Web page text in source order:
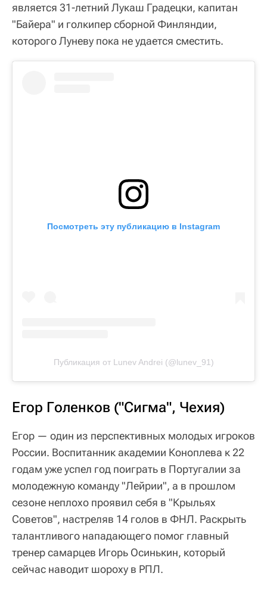
является 31-летний Лукаш Градецки, капитан
"Байера" и голкипер сборной Финляндии,
которого Луневу пока не удается сместить.
Посмотреть эту публикацию в Instagram
Публикация от Lunev Andrei (@lunev_91)
Егор Голенков ("Сигма", Чехия)
Егор — один из перспективных молодых игроков
России. Воспитанник академии Коноплева к 22
годам уже успел год поиграть в Португалии за
молодежную команду "Лейрии", а в прошлом
сезоне неплохо проявил себя в "Крыльях
Советов", настреляв 14 голов в ФНЛ. Раскрыть
талантливого нападающего помог главный
тренер самарцев Игорь Осинькин, который
сейчас наводит шороху в РПЛ.